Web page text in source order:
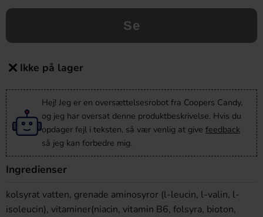
Se
Ikke på lager
Hej! Jeg er en oversættelsesrobot fra Coopers Candy,
og jeg har oversat denne produktbeskrivelse. Hvis du
opdager fejl i teksten, så vær venlig at give feedback
så jeg kan forbedre mig.
Ingredienser
kolsyrat vatten, grenade aminosyror (l-leucin, l-valin, l-
isoleucin), vitaminer(niacin, vitamin B6, folsyra, bioton,